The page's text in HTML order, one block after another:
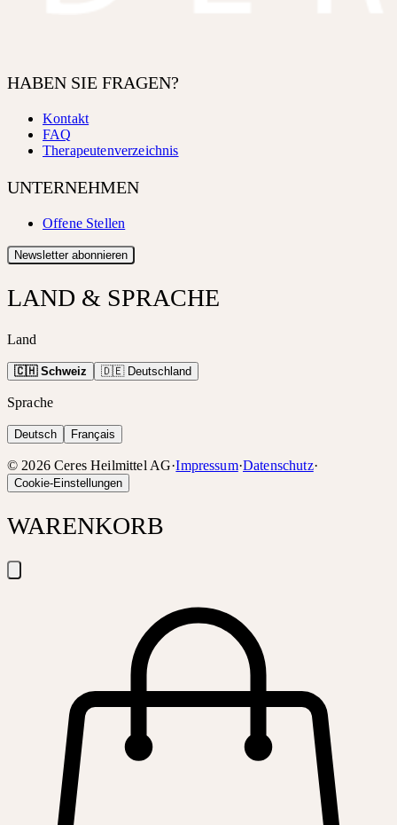
HABEN SIE FRAGEN?
Kontakt
FAQ
Therapeutenverzeichnis
UNTERNEHMEN
Offene Stellen
Newsletter abonnieren
LAND & SPRACHE
Land
🇨🇭 Schweiz 🇩🇪 Deutschland
Sprache
Deutsch Français
© 2026 Ceres Heilmittel AG·Impressum·Datenschutz·
Cookie-Einstellungen
WARENKORB